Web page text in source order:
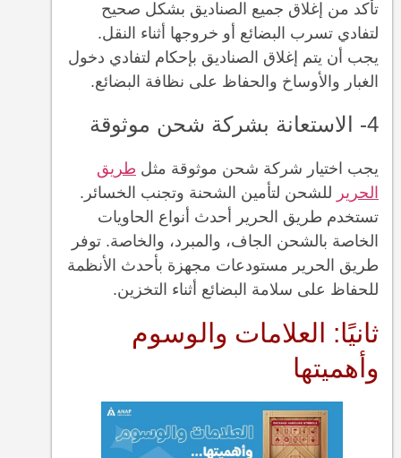
تأكد من إغلاق جميع الصناديق بشكل صحيح
لتفادي تسرب البضائع أو خروجها أثناء النقل.
يجب أن يتم إغلاق الصناديق بإحكام لتفادي دخول
الغبار والأوساخ والحفاظ على نظافة البضائع.
4- الاستعانة بشركة شحن موثوقة
يجب اختيار شركة شحن موثوقة مثل طريق
الحرير للشحن لتأمين الشحنة وتجنب الخسائر.
تستخدم طريق الحرير أحدث أنواع الحاويات
الخاصة بالشحن الجاف، والمبرد، والخاصة. توفر
طريق الحرير مستودعات مجهزة بأحدث الأنظمة
للحفاظ على سلامة البضائع أثناء التخزين.
ثانيًا: العلامات والوسوم
وأهميتها